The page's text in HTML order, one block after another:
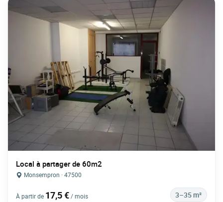
Local à partager de 60m2
Monsempron · 47500
À partir de 17,5 €/ mois 3–35 m²